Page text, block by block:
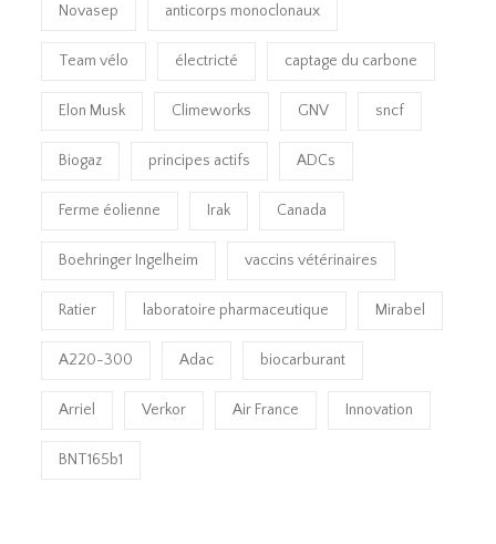
Novasep anticorps monoclonaux
Team vélo électricté captage du carbone
Elon Musk Climeworks GNV sncf
Biogaz principes actifs ADCs
Ferme éolienne Irak Canada
Boehringer Ingelheim vaccins vétérinaires
Ratier laboratoire pharmaceutique Mirabel
A220-300 Adac biocarburant
Arriel Verkor Air France Innovation
BNT165b1